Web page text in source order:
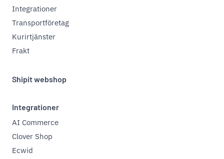
Integrationer
Transportföretag
Kurirtjänster
Frakt
Shipit webshop
Integrationer
AI Commerce
Clover Shop
Ecwid